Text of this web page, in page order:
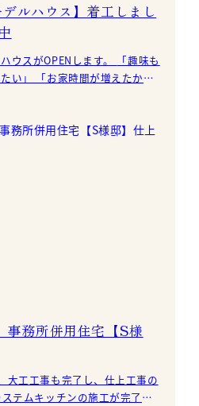
ルハウス】着工しまし
OPENします。 「趣味も
い」 「お家時間が増えたから
務所併用住宅【S様
大工工事も完了し、仕上工事の